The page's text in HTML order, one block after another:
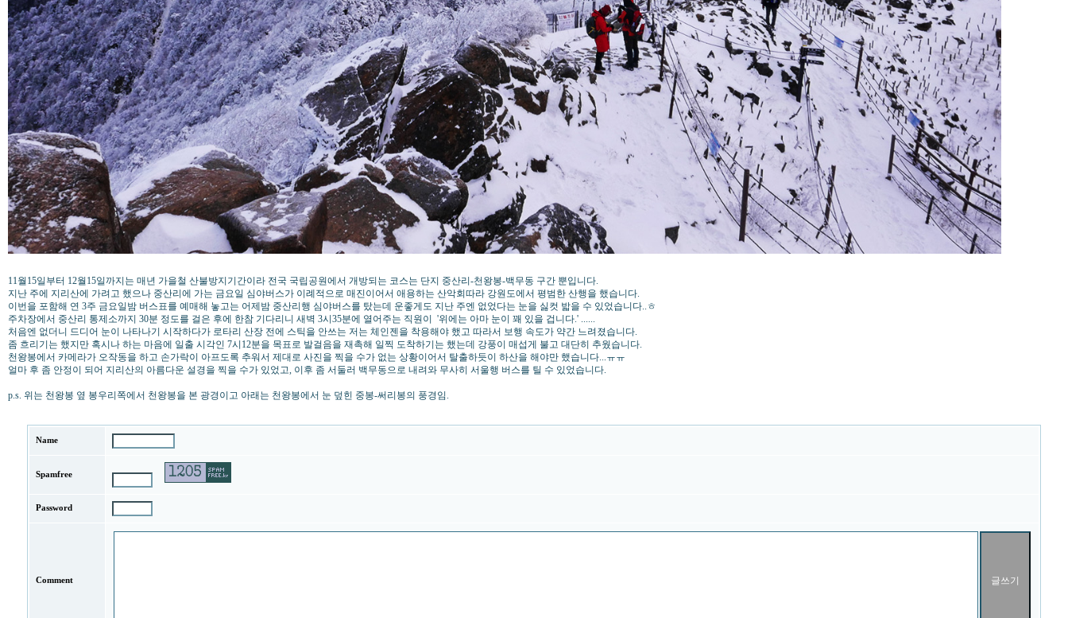
11월15일부터 12월15일까지는 매년 가을철 산불방지기간이라 전국 국립공원에서 개방되는 코스는 단지 중산리-천왕봉-백무동 구간 뿐입니다.
지난 주에 지리산에 가려고 했으나 중산리에 가는 금요일 심야버스가 이례적으로 매진이어서 애용하는 산악회따라 강원도에서 평범한 산행을 했습니다.
이번을 포함해 연 3주 금요일밤 버스표를 예매해 놓고는 어제밤 중산리행 심야버스를 탔는데 운좋게도 지난 주엔 없었다는 눈을 싫컷 밟을 수 있었습니다..ㅎ
주차장에서 중산리 통제소까지 30분 정도를 걸은 후에 한참 기다리니 새벽 3시35분에 열어주는 직원이 '위에는 아마 눈이 꽤 있을 겁니다.' ......
처음엔 없더니 드디어 눈이 나타나기 시작하다가 로타리 산장 전에 스틱을 안쓰는 저는 체인젠을 착용해야 했고 따라서 보행 속도가 약간 느려졌습니다.
좀 흐리기는 했지만 혹시나 하는 마음에 일출 시각인 7시12분을 목표로 발걸음을 재촉해 일찍 도착하기는 했는데 강풍이 매섭게 불고 대단히 추웠습니다.
천왕봉에서 카메라가 오작동을 하고 손가락이 아프도록 추워서 제대로 사진을 찍을 수가 없는 상황이어서 탈출하듯이 하산을 해야만 했습니다...ㅠㅠ
얼마 후 좀 안정이 되어 지리산의 아름다운 설경을 찍을 수가 있었고, 이후 좀 서둘러 백무동으로 내려와 무사히 서울행 버스를 틸 수 있었습니다.
p.s. 위는 천왕봉 옆 봉우리쪽에서 천왕봉을 본 광경이고 아래는 천왕봉에서 눈 덮힌 중봉-써리봉의 풍경임.
Name
Spamfree
Password
Comment